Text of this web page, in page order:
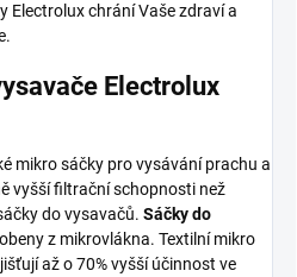
Electrolux chrání Vaše zdraví a
Electrolux
mikro sáčky pro vysávání prachu a
vyšší filtrační schopnosti než
do vysavačů. Sáčky do
z mikrovlákna. Textilní mikro
až o 70% vyšší účinnost ve